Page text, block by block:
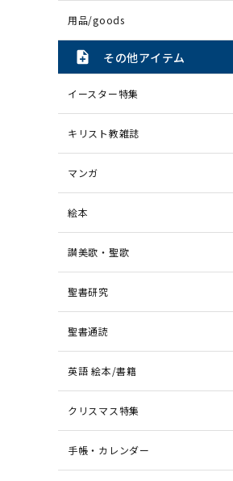
用品/goods
note_add その他アイテム
イースター特集
キリスト教雑誌
マンガ
絵本
讃美歌・聖歌
聖書研究
聖書通読
英語 絵本/書籍
クリスマス特集
手帳・カレンダー